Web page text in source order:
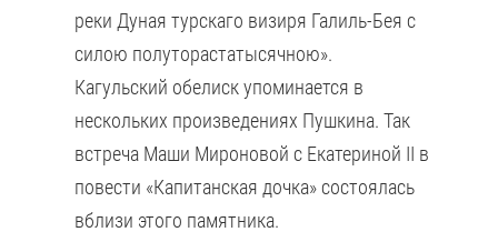
реки Дуная турскаго визиря Галиль-Бея с
силою полуторастатысячною».
Кагульский обелиск упоминается в
нескольких произведениях Пушкина. Так
встреча Маши Мироновой с Екатериной II в
повести «Капитанская дочка» состоялась
вблизи этого памятника.